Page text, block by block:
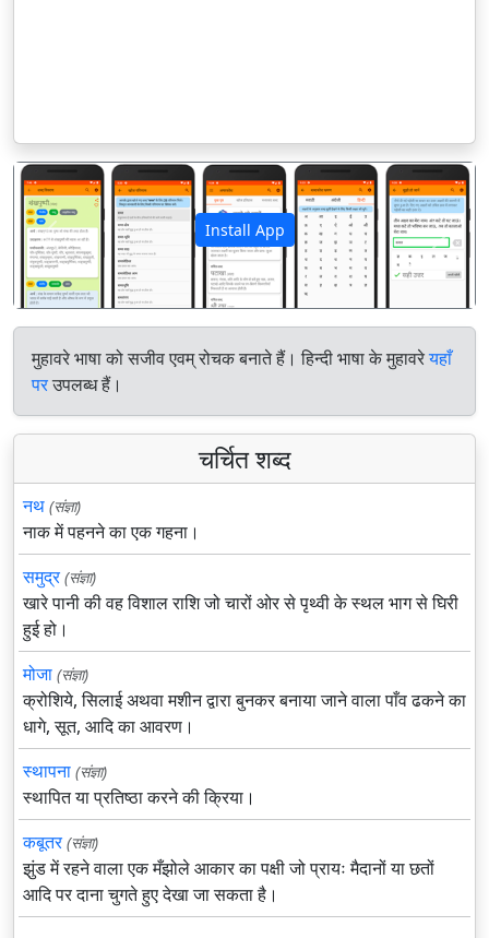
Install App
पिछला अगला
मुहावरे भाषा को सजीव एवम् रोचक बनाते हैं। हिन्दी भाषा के मुहावरेयहाँ
परउपलब्ध हैं।
चर्चित शब्द
नथ (संज्ञा)
नाक में पहनने का एक गहना।
समुद्र (संज्ञा)
खारे पानी की वह विशाल राशि जो चारों ओर से पृथ्वी के स्थल भाग से घिरी
हुई हो।
मोजा (संज्ञा)
क्रोशिये, सिलाई अथवा मशीन द्वारा बुनकर बनाया जाने वाला पाँव ढकने का
धागे, सूत, आदि का आवरण।
स्थापना (संज्ञा)
स्थापित या प्रतिष्ठा करने की क्रिया।
कबूतर (संज्ञा)
झुंड में रहने वाला एक मँझोले आकार का पक्षी जो प्रायः मैदानों या छतों
आदि पर दाना चुगते हुए देखा जा सकता है।